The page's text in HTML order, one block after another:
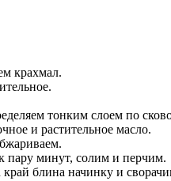
крахмал.
тонким слоем по
и растительное масло.
пару минут, солим и перчим.
блина начинку и